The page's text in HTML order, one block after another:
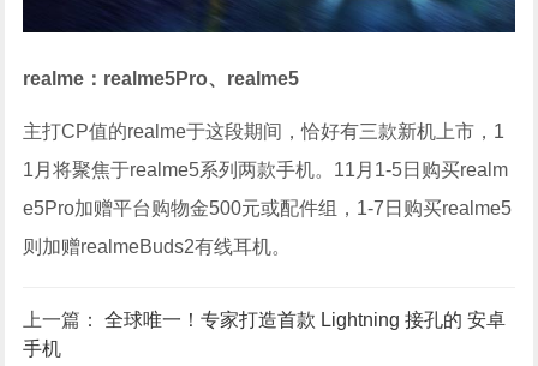
realme：realme5Pro、realme5
主打CP值的realme于这段期间，恰好有三款新机上市，1
1月将聚焦于realme5系列两款手机。11月1-5日购买realm
e5Pro加赠平台购物金500元或配件组，1-7日购买realme5
则加赠realmeBuds2有线耳机。
上一篇：全球唯一！专家打造首款 Lightning 接孔的 安卓
手机